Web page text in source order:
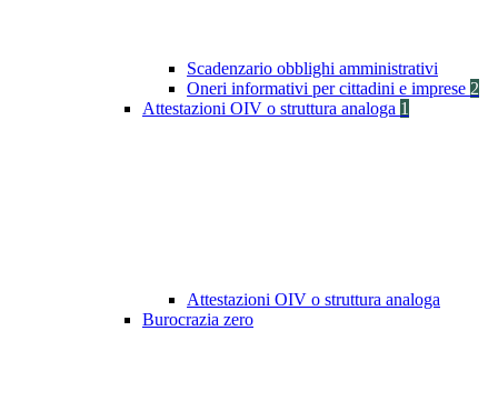
Scadenzario obblighi amministrativi
Oneri informativi per cittadini e imprese 2
Attestazioni OIV o struttura analoga 1
Attestazioni OIV o struttura analoga
Burocrazia zero